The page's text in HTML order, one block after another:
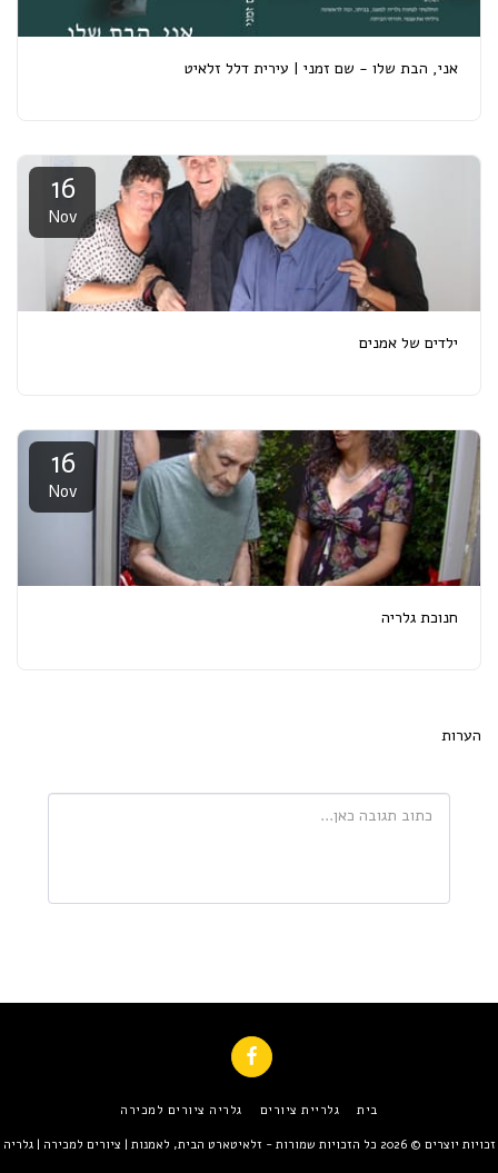
אני, הבת שלו - שם זמני | עירית דלל זלאיט
16
Nov
ילדים של אמנים
16
Nov
חנוכת גלריה
הערות
בית גלריית ציורים גלריה ציורים למכירה
זכויות יוצרים © 2026 כל הזכויות שמורות - זלאיטארט הבית, לאמנות | ציורים למכירה | גלריה